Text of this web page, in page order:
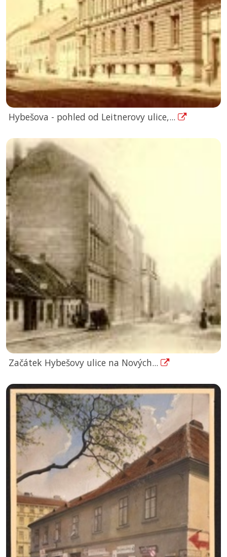
Hybešova - pohled od Leitnerovy ulice,...
Začátek Hybešovy ulice na Nových...